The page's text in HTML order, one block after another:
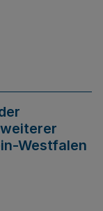
Westfalen